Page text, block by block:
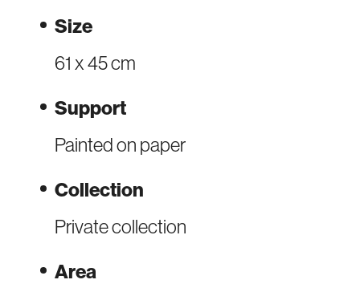
Size
61 x 45 cm
Support
Painted on paper
Collection
Private collection
Area